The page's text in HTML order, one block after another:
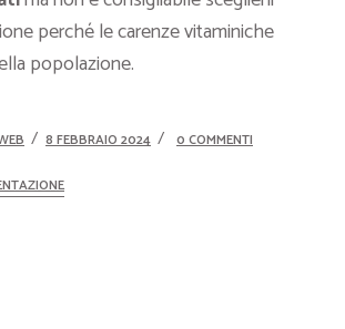
perché le carenze vitaminiche
popolazione.
8 FEBBRAIO 2024 0 COMMENTI